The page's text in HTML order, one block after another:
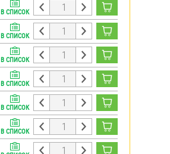
В СПИСОК
В СПИСОК
В СПИСОК
В СПИСОК
В СПИСОК
В СПИСОК